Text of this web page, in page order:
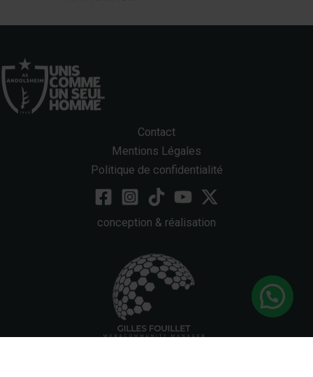
Contact
Mentions Légales
Politique de confidentialité
conception & réalisation